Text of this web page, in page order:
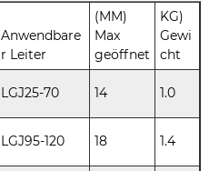
Anwendbare
r Leiter
(MM)
Max
geöffnet
KG)
Gewi
cht
LGJ25-70 14 1.0
LGJ95-120 18 1.4